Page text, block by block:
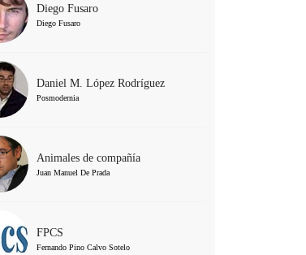
Diego Fusaro
Diego Fusaro
Daniel M. López Rodríguez
Posmodernia
Animales de compañía
Juan Manuel De Prada
FPCS
Fernando Pino Calvo Sotelo